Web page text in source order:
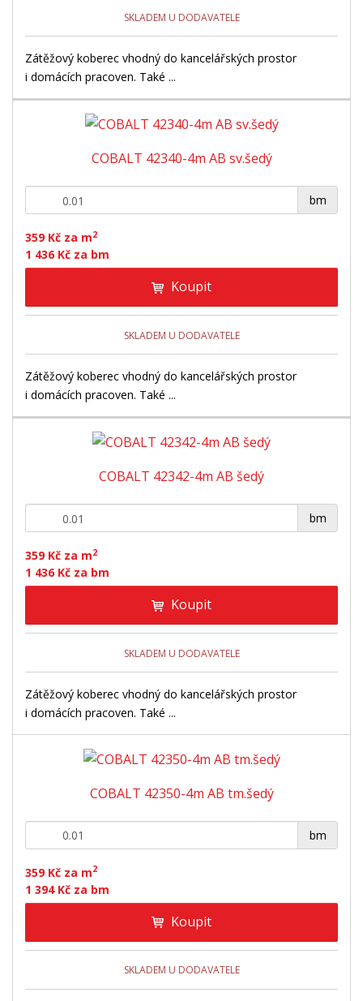
SKLADEM U DODAVATELE
Zátěžový koberec vhodný do kancelářských prostor
i domácích pracoven. Také ...
COBALT 42340-4m AB sv.šedý
359 Kč za m2
1 436 Kč za bm
bm
+-
Koupit
SKLADEM U DODAVATELE
Zátěžový koberec vhodný do kancelářských prostor
i domácích pracoven. Také ...
COBALT 42342-4m AB šedý
359 Kč za m2
1 436 Kč za bm
bm
+-
Koupit
SKLADEM U DODAVATELE
Zátěžový koberec vhodný do kancelářských prostor
i domácích pracoven. Také ...
COBALT 42350-4m AB tm.šedý
359 Kč za m2
1 394 Kč za bm
bm
+-
Koupit
SKLADEM U DODAVATELE